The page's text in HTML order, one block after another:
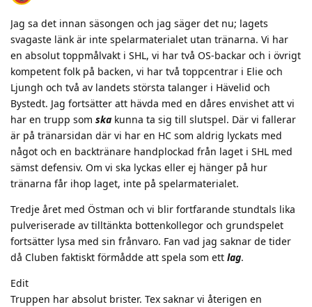
Jag sa det innan säsongen och jag säger det nu; lagets
svagaste länk är inte spelarmaterialet utan tränarna. Vi har
en absolut toppmålvakt i SHL, vi har två OS-backar och i övrigt
kompetent folk på backen, vi har två toppcentrar i Elie och
Ljungh och två av landets största talanger i Hävelid och
Bystedt. Jag fortsätter att hävda med en dåres envishet att vi
har en trupp som ska kunna ta sig till slutspel. Där vi fallerar
är på tränarsidan där vi har en HC som aldrig lyckats med
något och en backtränare handplockad från laget i SHL med
sämst defensiv. Om vi ska lyckas eller ej hänger på hur
tränarna får ihop laget, inte på spelarmaterialet.
Tredje året med Östman och vi blir fortfarande stundtals lika
pulveriserade av tilltänkta bottenkollegor och grundspelet
fortsätter lysa med sin frånvaro. Fan vad jag saknar de tider
då Cluben faktiskt förmådde att spela som ett lag.
Edit
Truppen har absolut brister. Tex saknar vi återigen en